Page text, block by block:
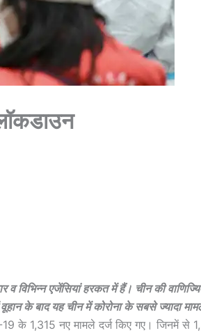
विभिन्न एजेंसियां हरकत में हैं। चीन की
के बाद यह चीन में कोरोना के सबसे ज्यादा
19 के 1,315 नए मामले दर्ज किए गए। जिनमें